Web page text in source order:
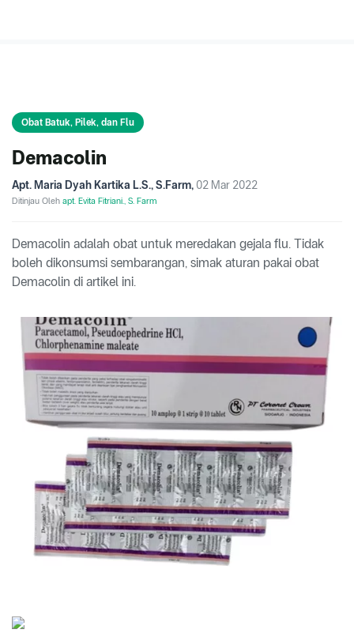
Obat Batuk, Pilek, dan Flu
Demacolin
Apt. Maria Dyah Kartika L.S., S.Farm, 02 Mar 2022
Ditinjau Oleh apt. Evita Fitriani., S. Farm
Demacolin adalah obat untuk meredakan gejala flu. Tidak
boleh dikonsumsi sembarangan, simak aturan pakai obat
Demacolin di artikel ini.